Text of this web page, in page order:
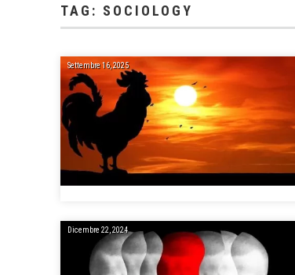
TAG: SOCIOLOGY
Settembre 16, 2025
Dicembre 22, 2024